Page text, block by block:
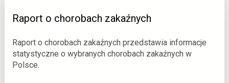
e
t
a
Raport o chorobach zakaźnych
Raport o chorobach zakaźnych przedstawia informacje
statystyczne o wybranych chorobach zakaźnych w
Polsce.